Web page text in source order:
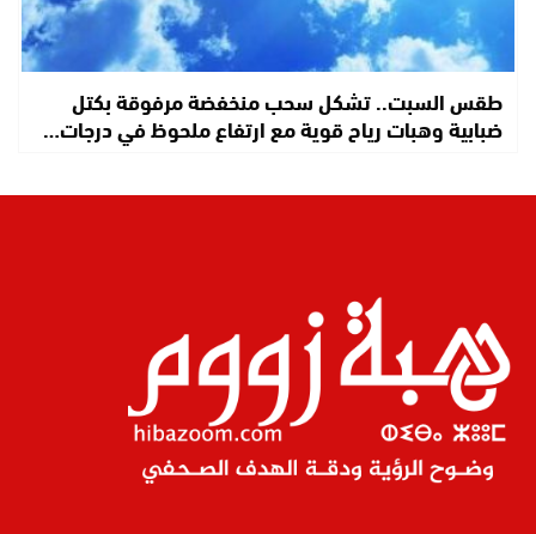
طقس السبت.. تشكل سحب منخفضة مرفوقة بكتل
ضبابية وهبات رياح قوية مع ارتفاع ملحوظ في درجات…